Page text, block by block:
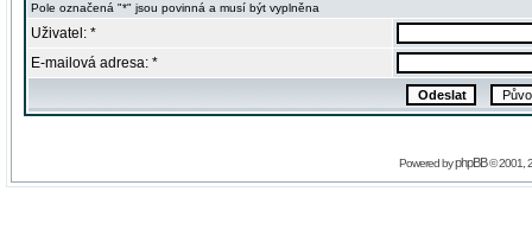
Pole označená "*" jsou povinná a musí být vyplněna
Uživatel: *
E-mailová adresa: *
Powered byphpBB© 2001,